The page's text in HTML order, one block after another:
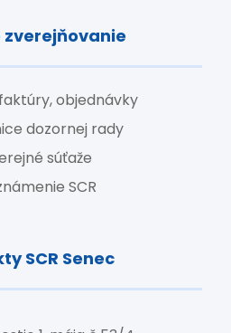
zverejňovanie
objednávky
dozornej rady
súťaže
SCR
SCR Senec